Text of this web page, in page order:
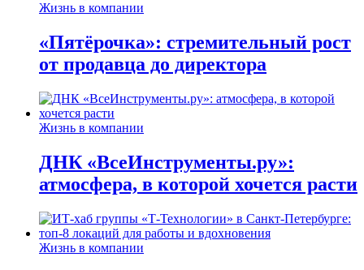
Жизнь в компании
«Пятёрочка»: стремительный рост
от продавца до директора
Жизнь в компании
ДНК «ВсеИнструменты.ру»:
атмосфера, в которой хочется расти
Жизнь в компании